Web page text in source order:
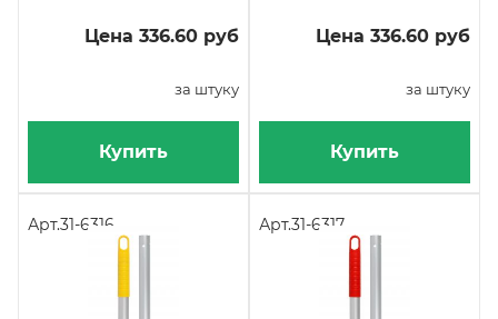
Цена 336.60 руб
за штуку
Купить
Цена 336.60 руб
за штуку
Купить
Арт.31-6316 Арт.31-6317